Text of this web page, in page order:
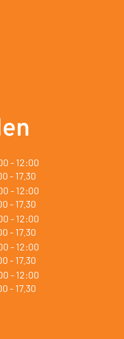
tot
- 12:00
tot
- 17.30
tot
- 12:00
tot
- 17.30
tot
- 12:00
tot
- 17.30
tot
- 12:00
tot
- 17.30
tot
- 12:00
tot
- 17.30